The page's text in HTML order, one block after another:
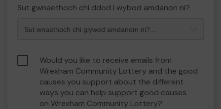
Sut gwnaethoch chi ddod i wybod amdanon ni?
Would you like to receive emails from
Wrexham Community Lottery and the good
causes you support about the different
ways you can help support good causes
on Wrexham Community Lottery?